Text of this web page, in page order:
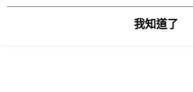
我知道了